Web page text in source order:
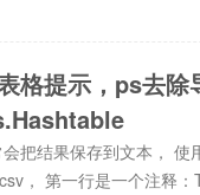
格提示，ps去除
把结果保存到文本，
， 第一行是一个注释：